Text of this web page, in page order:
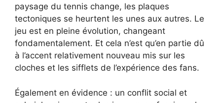
paysage du tennis change, les plaques
tectoniques se heurtent les unes aux autres. Le
jeu est en pleine évolution, changeant
fondamentalement. Et cela n’est qu’en partie dû
à l’accent relativement nouveau mis sur les
cloches et les sifflets de l’expérience des fans.
Également en évidence : un conflit social et